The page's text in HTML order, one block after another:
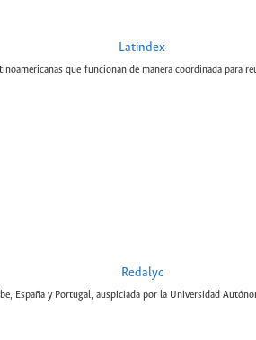
Latindex
que funcionan de manera coordinada
Redalyc
España y Portugal, auspiciada por la Universidad